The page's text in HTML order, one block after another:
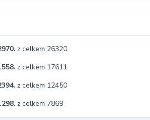
z celkem 26320
z celkem 17611
z celkem 12450
z celkem 7869